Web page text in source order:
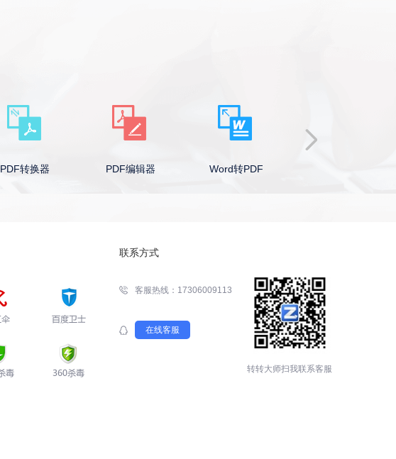
PDF转换器 PDF编辑器 Word转PDF
联系方式
客服热线：17306009113
在线客服
转转大师扫我联系客服